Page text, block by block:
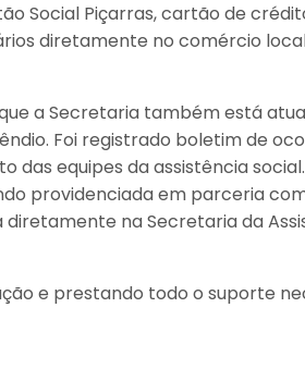
Social Piçarras, cartão de
diretamente no comércio
a Secretaria também está
Foi registrado boletim de
equipes da assistência
providenciada em parceria
diretamente na Secretaria da
e prestando todo o suporte